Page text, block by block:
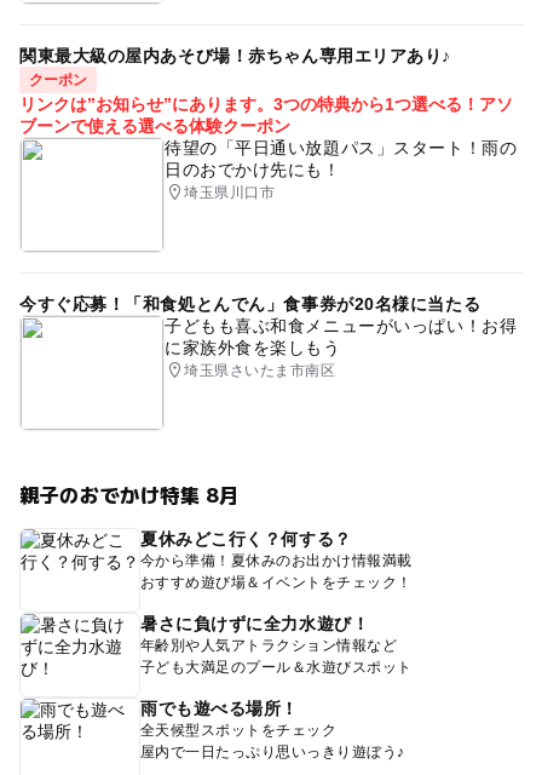
関東最大級の屋内あそび場！赤ちゃん専用エリアあり♪
クーポン
リンクは”お知らせ”にあります。3つの特典から1つ選べる！アソ
ブーンで使える選べる体験クーポン
待望の「平日通い放題パス」スタート！雨の
日のおでかけ先にも！
埼玉県川口市
今すぐ応募！「和食処とんでん」食事券が20名様に当たる
子どもも喜ぶ和食メニューがいっぱい！お得
に家族外食を楽しもう
埼玉県さいたま市南区
親子のおでかけ特集 8月
夏休みどこ行く？何する？
今から準備！夏休みのお出かけ情報満載
おすすめ遊び場＆イベントをチェック！
暑さに負けずに全力水遊び！
年齢別や人気アトラクション情報など
子ども大満足のプール＆水遊びスポット
雨でも遊べる場所！
全天候型スポットをチェック
屋内で一日たっぷり思いっきり遊ぼう♪